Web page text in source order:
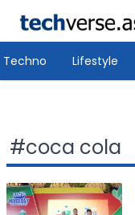
Techno Lifestyle
#coca cola